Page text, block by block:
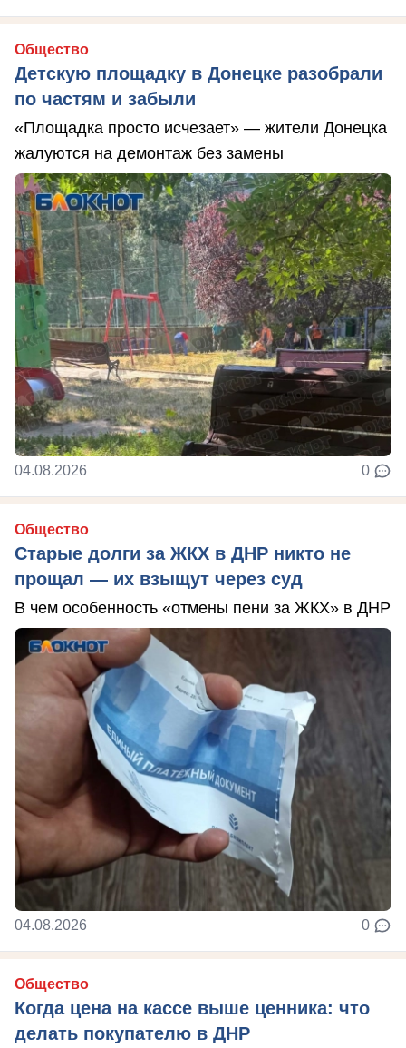
Общество
Детскую площадку в Донецке разобрали
по частям и забыли
«Площадка просто исчезает» — жители Донецка
жалуются на демонтаж без замены
04.08.2026 0
Общество
Старые долги за ЖКХ в ДНР никто не
прощал — их взыщут через суд
В чем особенность «отмены пени за ЖКХ» в ДНР
04.08.2026 0
Общество
Когда цена на кассе выше ценника: что
делать покупателю в ДНР